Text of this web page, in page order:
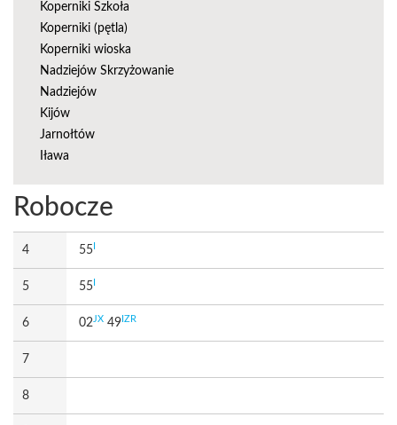
Koperniki Szkoła
Koperniki (pętla)
Koperniki wioska
Nadziejów Skrzyżowanie
Nadziejów
Kijów
Jarnołtów
Iława
Robocze
4 55
5 55
6 02 JX 49 IZR
7
8